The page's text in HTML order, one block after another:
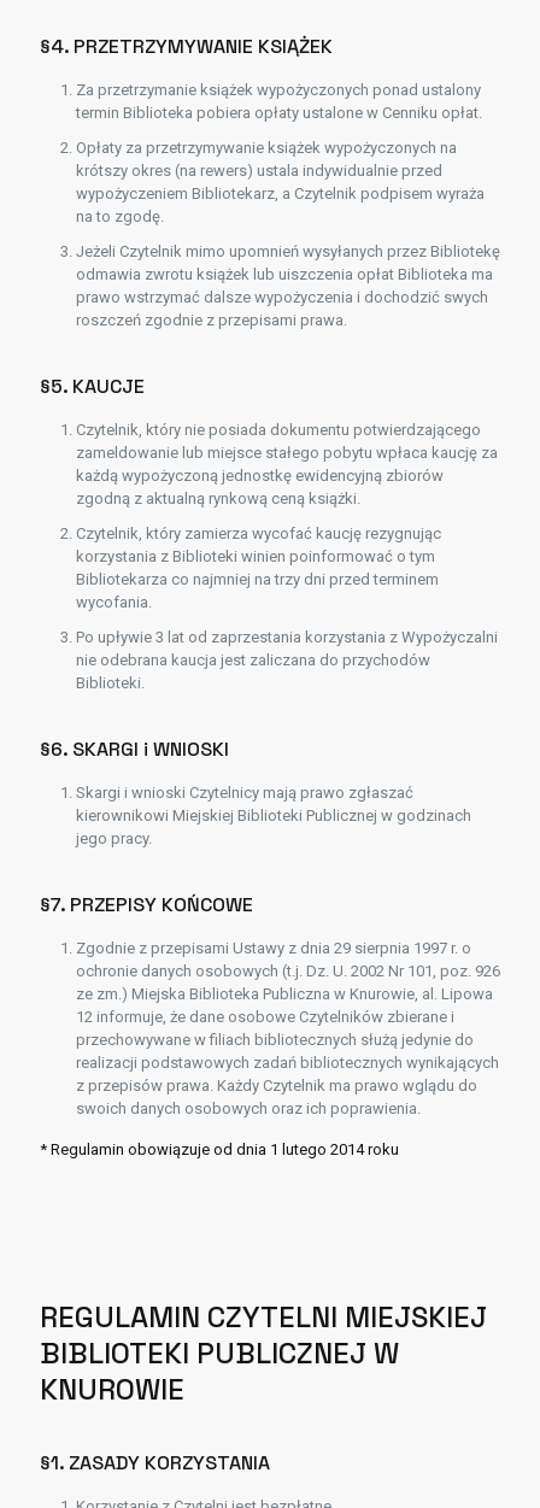
§4. PRZETRZYMYWANIE KSIĄŻEK
Za przetrzymanie książek wypożyczonych ponad ustalony
termin Biblioteka pobiera opłaty ustalone w Cenniku opłat.
Opłaty za przetrzymywanie książek wypożyczonych na
krótszy okres (na rewers) ustala indywidualnie przed
wypożyczeniem Bibliotekarz, a Czytelnik podpisem wyraża
na to zgodę.
Jeżeli Czytelnik mimo upomnień wysyłanych przez Bibliotekę
odmawia zwrotu książek lub uiszczenia opłat Biblioteka ma
prawo wstrzymać dalsze wypożyczenia i dochodzić swych
roszczeń zgodnie z przepisami prawa.
§5. KAUCJE
Czytelnik, który nie posiada dokumentu potwierdzającego
zameldowanie lub miejsce stałego pobytu wpłaca kaucję za
każdą wypożyczoną jednostkę ewidencyjną zbiorów
zgodną z aktualną rynkową ceną książki.
Czytelnik, który zamierza wycofać kaucję rezygnując
korzystania z Biblioteki winien poinformować o tym
Bibliotekarza co najmniej na trzy dni przed terminem
wycofania.
Po upływie 3 lat od zaprzestania korzystania z Wypożyczalni
nie odebrana kaucja jest zaliczana do przychodów
Biblioteki.
§6. SKARGI i WNIOSKI
Skargi i wnioski Czytelnicy mają prawo zgłaszać
kierownikowi Miejskiej Biblioteki Publicznej w godzinach
jego pracy.
§7. PRZEPISY KOŃCOWE
Zgodnie z przepisami Ustawy z dnia 29 sierpnia 1997 r. o
ochronie danych osobowych (t.j. Dz. U. 2002 Nr 101, poz. 926
ze zm.) Miejska Biblioteka Publiczna w Knurowie, al. Lipowa
12 informuje, że dane osobowe Czytelników zbierane i
przechowywane w filiach bibliotecznych służą jedynie do
realizacji podstawowych zadań bibliotecznych wynikających
z przepisów prawa. Każdy Czytelnik ma prawo wglądu do
swoich danych osobowych oraz ich poprawienia.
* Regulamin obowiązuje od dnia 1 lutego 2014 roku
REGULAMIN CZYTELNI MIEJSKIEJ
BIBLIOTEKI PUBLICZNEJ W
KNUROWIE
§1. ZASADY KORZYSTANIA